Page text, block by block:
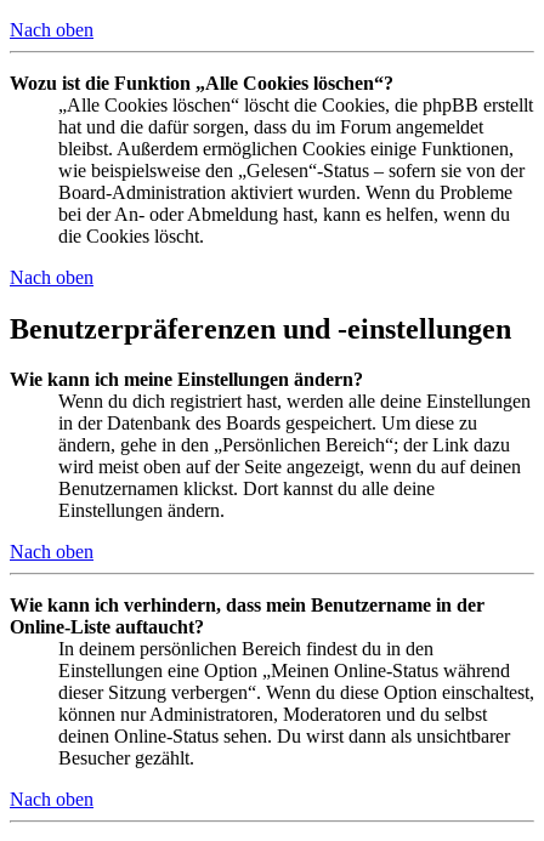
Nach oben
Wozu ist die Funktion „Alle Cookies löschen“?
„Alle Cookies löschen“ löscht die Cookies, die phpBB erstellt
hat und die dafür sorgen, dass du im Forum angemeldet
bleibst. Außerdem ermöglichen Cookies einige Funktionen,
wie beispielsweise den „Gelesen“-Status – sofern sie von der
Board-Administration aktiviert wurden. Wenn du Probleme
bei der An- oder Abmeldung hast, kann es helfen, wenn du
die Cookies löscht.
Nach oben
Benutzerpräferenzen und -einstellungen
Wie kann ich meine Einstellungen ändern?
Wenn du dich registriert hast, werden alle deine Einstellungen
in der Datenbank des Boards gespeichert. Um diese zu
ändern, gehe in den „Persönlichen Bereich“; der Link dazu
wird meist oben auf der Seite angezeigt, wenn du auf deinen
Benutzernamen klickst. Dort kannst du alle deine
Einstellungen ändern.
Nach oben
Wie kann ich verhindern, dass mein Benutzername in der
Online-Liste auftaucht?
In deinem persönlichen Bereich findest du in den
Einstellungen eine Option „Meinen Online-Status während
dieser Sitzung verbergen“. Wenn du diese Option einschaltest,
können nur Administratoren, Moderatoren und du selbst
deinen Online-Status sehen. Du wirst dann als unsichtbarer
Besucher gezählt.
Nach oben